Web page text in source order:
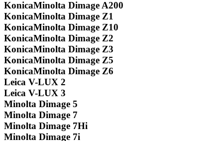
KonicaMinolta Dimage A200
KonicaMinolta Dimage Z1
KonicaMinolta Dimage Z10
KonicaMinolta Dimage Z2
KonicaMinolta Dimage Z3
KonicaMinolta Dimage Z5
KonicaMinolta Dimage Z6
Leica V-LUX 2
Leica V-LUX 3
Minolta Dimage 5
Minolta Dimage 7
Minolta Dimage 7Hi
Minolta Dimage 7i